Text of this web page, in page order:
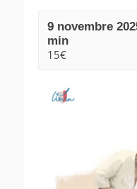
9 novembre
min
15€